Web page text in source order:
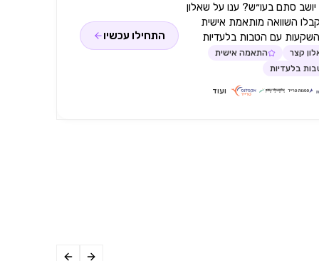
סתם בעו״ש? ענו על שאלון
השוואה מותאמת אישית
עם הטבות בלעדיות
קצר
התאמה אישית
בלעדיות
ועוד
התחילו עכשיו